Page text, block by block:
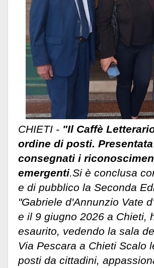
CHIETI - "​Il Caffè
ordine di posti.
consegnati i
emergenti .Si è conclusa
e di pubblico la Seconda
"Gabriele d'Annunzio Vate
e il 9 giugno 2026 a Chieti,
esaurito, vedendo la sala
Via Pescara a Chieti Scalo
posti da cittadini,